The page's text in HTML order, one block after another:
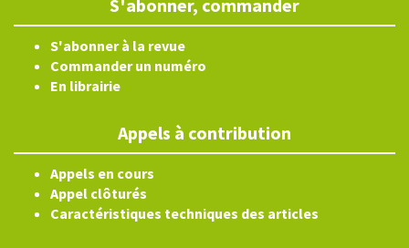
S'abonner, commander
S'abonner à la revue
Commander un numéro
En librairie
Appels à contribution
Appels en cours
Appel clôturés
Caractéristiques techniques des articles